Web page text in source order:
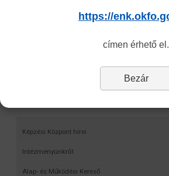
Képzési Központ hírei
Intézményünkről
Alap- és Működési Kereső
https://
címen érhető el.
Bezár